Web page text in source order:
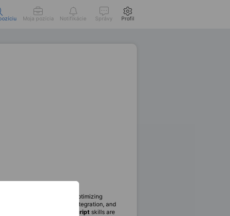
Moja pozícia Notifikácie Správy Profil
new functionality, and optimizing
, backend integration, and
JavaScript skills are